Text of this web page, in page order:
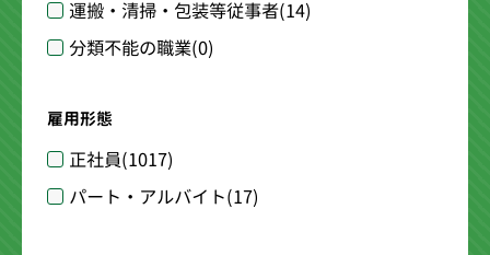
運搬・清掃・包装等従事者(14)
分類不能の職業(0)
雇用形態
正社員(1017)
パート・アルバイト(17)